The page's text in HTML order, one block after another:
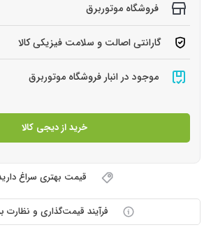
فروشگاه موتوربرق
گارانتی اصالت و سلامت فیزیکی کالا
موجود در انبار فروشگاه موتوربرق
خرید از دیجی کالا
قیمت بهتری سراغ
فرآیند قیمت‌گذاری و نظارت